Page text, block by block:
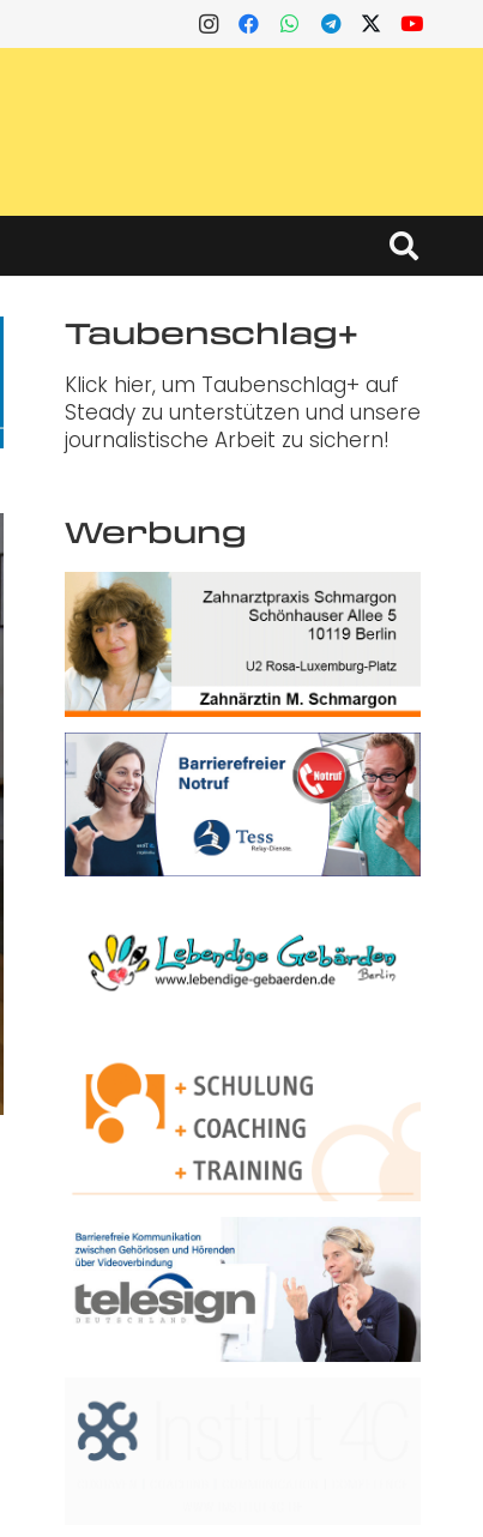
Taubenschlag+
Klick hier, um Taubenschlag+ auf
Steady zu unterstützen und unsere
journalistische Arbeit zu sichern!
Werbung